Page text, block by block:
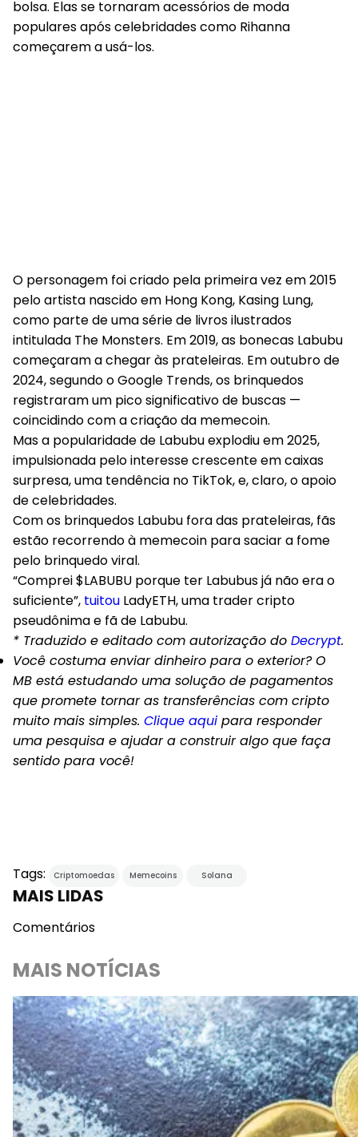
bolsa. Elas se tornaram acessórios de moda
populares após celebridades como Rihanna
começarem a usá-los.
O personagem foi criado pela primeira vez em 2015
pelo artista nascido em Hong Kong, Kasing Lung,
como parte de uma série de livros ilustrados
intitulada The Monsters. Em 2019, as bonecas Labubu
começaram a chegar às prateleiras. Em outubro de
2024, segundo o Google Trends, os brinquedos
registraram um pico significativo de buscas —
coincidindo com a criação da memecoin.
Mas a popularidade de Labubu explodiu em 2025,
impulsionada pelo interesse crescente em caixas
surpresa, uma tendência no TikTok, e, claro, o apoio
de celebridades.
Com os brinquedos Labubu fora das prateleiras, fãs
estão recorrendo à memecoin para saciar a fome
pelo brinquedo viral.
“Comprei $LABUBU porque ter Labubus já não era o
suficiente”, tuitou LadyETH, uma trader cripto
pseudônima e fã de Labubu.
* Traduzido e editado com autorização do Decrypt.
Você costuma enviar dinheiro para o exterior? O
MB está estudando uma solução de pagamentos
que promete tornar as transferências com cripto
muito mais simples. Clique aqui para responder
uma pesquisa e ajudar a construir algo que faça
sentido para você!
Tags: Criptomoedas Memecoins Solana
MAIS LIDAS
Comentários
MAIS NOTÍCIAS